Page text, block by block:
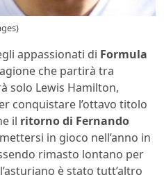
appassionati di Formula
che partirà tra
solo Lewis Hamilton,
conquistare l’ottavo titolo
il ritorno di Fernando
in gioco nell’anno in
rimasto lontano per
è stato tutt’altro